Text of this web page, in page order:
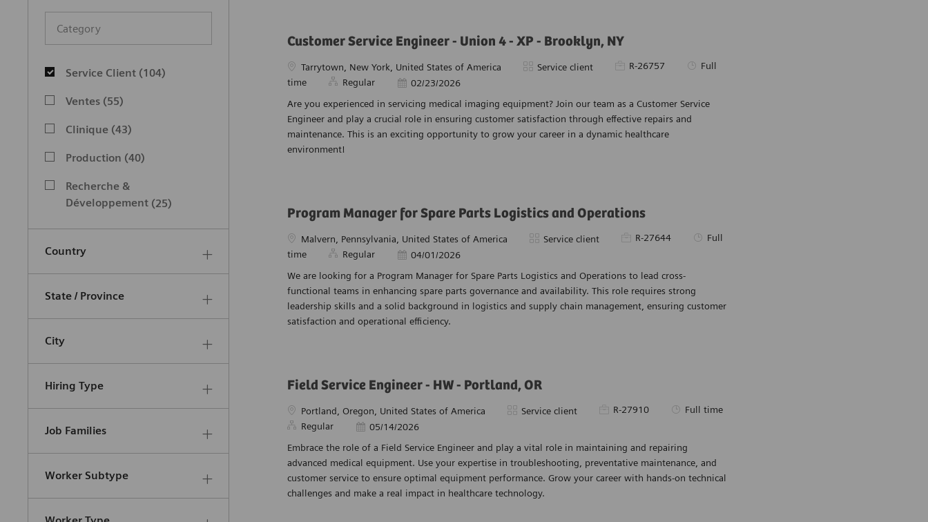
CategoryService Client (104)
Ventes (55)
Clinique (43)
Production (40)
Recherche &
Développement (25)
Ingénierie (23)
Emplois
Finance
Emplois
Emplois
Gestion De Projet (7)
Ressources Humaines
Emplois
Portefeuille Et Innovation
(5)Emplois
Informatique
Emplois
Country
State / Province
City
Hiring Type
Job Families
Worker Subtype
Customer Service Engineer - Union 4 - XP - Brooklyn, NY
Emplacement
Tarrytown, New York, United States of America Catégorie
Service client Pièce d’identité requise
R-26757 Type d’emploi
Full
time
Regular Date d’affichage
02/23/2026
Are you experienced in servicing medical imaging equipment? Join our team as a Customer Service
Engineer and play a crucial role in ensuring customer satisfaction through effective repairs and
maintenance. This is an exciting opportunity to grow your career in a dynamic healthcare
environment!
Program Manager for Spare Parts Logistics and Operations
Emplacement
Malvern, Pennsylvania, United States of America Catégorie
Service client Pièce d’identité requise
R-27644 Type d’emploi
Full
time
Regular Date d’affichage
04/01/2026
We are looking for a Program Manager for Spare Parts Logistics and Operations to lead cross-
functional teams in enhancing spare parts governance and availability. This role requires strong
leadership skills and a solid background in logistics and supply chain management, ensuring customer
satisfaction and operational efficiency.
Field Service Engineer - HW - Portland, OR
Emplacement
Portland, Oregon, United States of America Catégorie
Service client Pièce d’identité requise
R-27910 Type d’emploi
Full time
Regular
Date d’affichage
05/14/2026
Embrace the role of a Field Service Engineer and play a vital role in maintaining and repairing
advanced medical equipment. Use your expertise in troubleshooting, preventative maintenance, and
customer service to ensure optimal equipment performance. Grow your career with hands-on technical
challenges and make a real impact in healthcare technology.